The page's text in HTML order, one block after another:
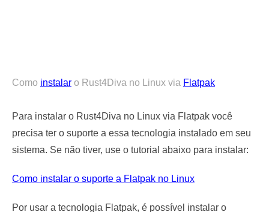
Como instalar o Rust4Diva no Linux via Flatpak
Para instalar o Rust4Diva no Linux via Flatpak você
precisa ter o suporte a essa tecnologia instalado em seu
sistema. Se não tiver, use o tutorial abaixo para instalar:
Como instalar o suporte a Flatpak no Linux
Por usar a tecnologia Flatpak, é possível instalar o